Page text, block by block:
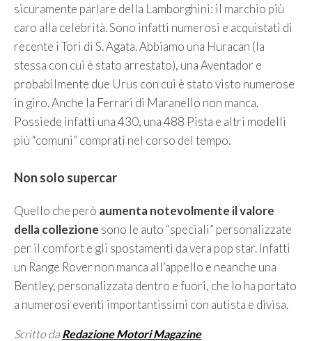
sicuramente parlare della Lamborghini: il marchio più
caro alla celebrità. Sono infatti numerosi e acquistati di
recente i Tori di S. Agata. Abbiamo una Huracan (la
stessa con cui è stato arrestato), una Aventador e
probabilmente due Urus con cui è stato visto numerose
in giro. Anche la Ferrari di Maranello non manca.
Possiede infatti una 430, una 488 Pista e altri modelli
più “comuni” comprati nel corso del tempo.
Non solo supercar
Quello che però aumenta notevolmente il valore
della collezione sono le auto “speciali” personalizzate
per il comfort e gli spostamenti da vera pop star. Infatti
un Range Rover non manca all’appello e neanche una
Bentley, personalizzata dentro e fuori, che lo ha portato
a numerosi eventi importantissimi con autista e divisa.
Scritto da Redazione Motori Magazine